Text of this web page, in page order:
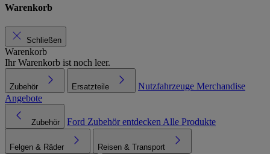
Warenkorb
Schließen
Warenkorb
Ihr Warenkorb ist noch leer.
Zubehör Ersatzteile Nutzfahrzeuge Merchandise
Angebote
Zubehör Ford Zubehör entdecken Alle Produkte
Felgen & Räder Reisen & Transport